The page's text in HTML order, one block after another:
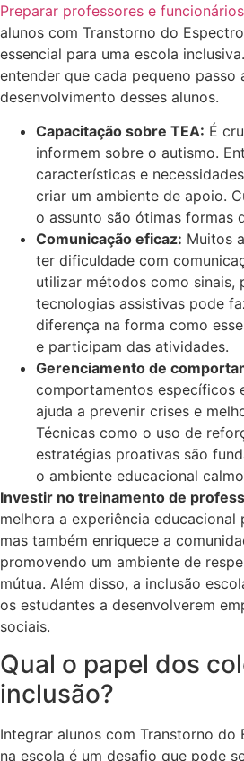
Preparar professores e funcionários
alunos com Transtorno do
essencial para uma escola
entender que cada pequeno passo
desenvolvimento desses alunos.
Capacitação sobre TEA: É
informem sobre o autismo.
características e
criar um ambiente de apoio.
o assunto são ótimas formas
Comunicação eficaz: Muitos
ter dificuldade com
utilizar métodos como sinais,
tecnologias assistivas pode
diferença na forma como
e participam das atividades.
Gerenciamento de
comportamentos específicos
ajuda a prevenir crises e
Técnicas como o uso de
estratégias proativas são
o ambiente educacional
Investir no treinamento de
melhora a experiência educacional
mas também enriquece a
promovendo um ambiente de
mútua. Além disso, a inclusão
os estudantes a desenvolverem
sociais.
Qual o papel dos
inclusão?
Integrar alunos com Transtorno do
na escola é um desafio que pode